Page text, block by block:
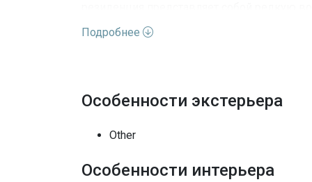
под ключ в самом сердце Брикелла.
Адрес
Улица
Номер дома
Подробнее
Особенности экстерьера
Other
Особенности интерьера